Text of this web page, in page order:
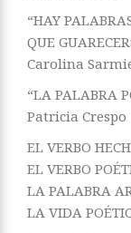
“HAY
QUE
Carolina
“LA PALABRA
Patricia Crespo
EL VERBO
EL VERBO
LA PALABRA
LA VIDA